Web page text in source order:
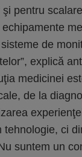
pentru
de
explică
medicinei
de la
ci
suntem un